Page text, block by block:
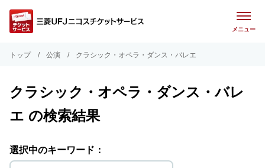
メニュー
トップ 公演 クラシック・オペラ・ダンス・バレエ
クラシック・オペラ・ダンス・バレ
エ の検索結果
選択中のキーワード：